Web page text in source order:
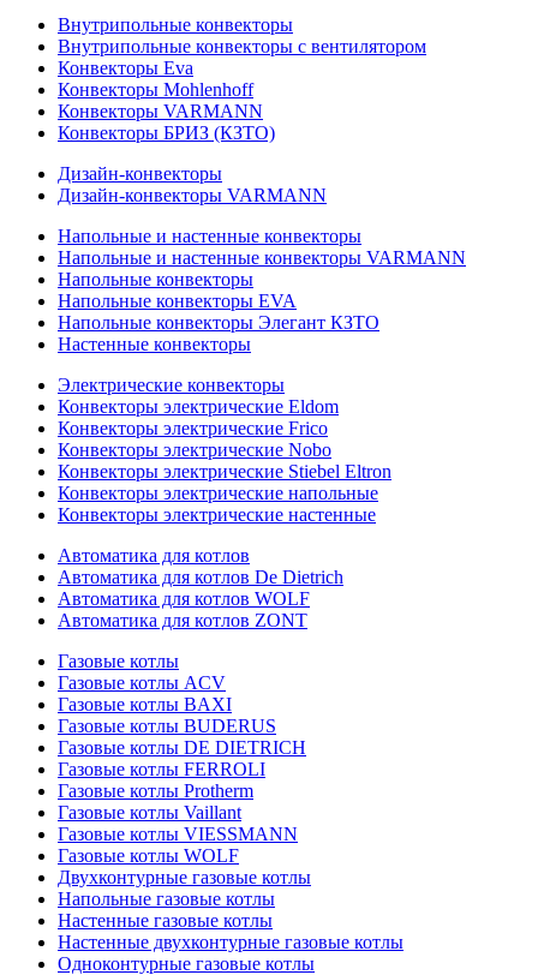
Внутрипольные конвекторы
Внутрипольные конвекторы с вентилятором
Конвекторы Eva
Конвекторы Mohlenhoff
Конвекторы VARMANN
Конвекторы БРИЗ (КЗТО)
Дизайн-конвекторы
Дизайн-конвекторы VARMANN
Напольные и настенные конвекторы
Напольные и настенные конвекторы VARMANN
Напольные конвекторы
Напольные конвекторы EVA
Напольные конвекторы Элегант КЗТО
Настенные конвекторы
Электрические конвекторы
Конвекторы электрические Eldom
Конвекторы электрические Frico
Конвекторы электрические Nobo
Конвекторы электрические Stiebel Eltron
Конвекторы электрические напольные
Конвекторы электрические настенные
Автоматика для котлов
Автоматика для котлов De Dietrich
Автоматика для котлов WOLF
Автоматика для котлов ZONT
Газовые котлы
Газовые котлы ACV
Газовые котлы BAXI
Газовые котлы BUDERUS
Газовые котлы DE DIETRICH
Газовые котлы FERROLI
Газовые котлы Protherm
Газовые котлы Vaillant
Газовые котлы VIESSMANN
Газовые котлы WOLF
Двухконтурные газовые котлы
Напольные газовые котлы
Настенные газовые котлы
Настенные двухконтурные газовые котлы
Одноконтурные газовые котлы